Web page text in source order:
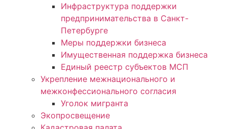
Инфраструктура поддержки
предпринимательства в Санкт-
Петербурге
Меры поддержки бизнеса
Имущественная поддержка бизнеса
Единый реестр субъектов МСП
Укрепление межнационального и
межконфессионального согласия
Уголок мигранта
Экопросвещение